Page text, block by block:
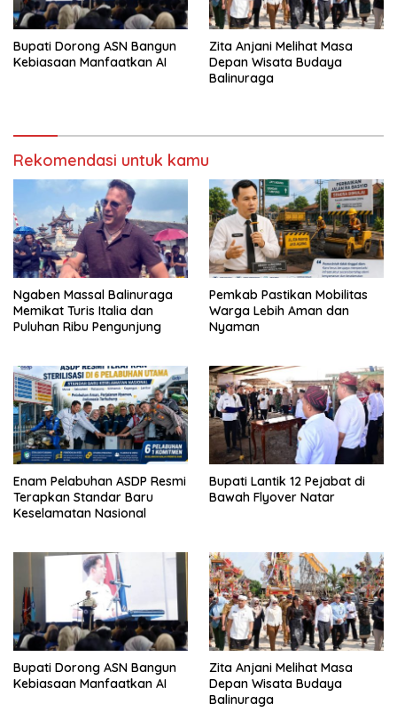
Bupati Dorong ASN Bangun
Kebiasaan Manfaatkan AI
Zita Anjani Melihat Masa
Depan Wisata Budaya
Balinuraga
Rekomendasi untuk kamu
Ngaben Massal Balinuraga
Memikat Turis Italia dan
Puluhan Ribu Pengunjung
Pemkab Pastikan Mobilitas
Warga Lebih Aman dan
Nyaman
Enam Pelabuhan ASDP Resmi
Terapkan Standar Baru
Keselamatan Nasional
Bupati Lantik 12 Pejabat di
Bawah Flyover Natar
Bupati Dorong ASN Bangun
Kebiasaan Manfaatkan AI
Zita Anjani Melihat Masa
Depan Wisata Budaya
Balinuraga